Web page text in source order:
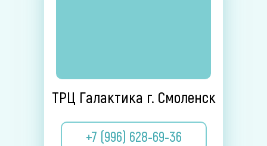
+7 (996) 628-69-36
ТРЦ Галактика г. Смоленск